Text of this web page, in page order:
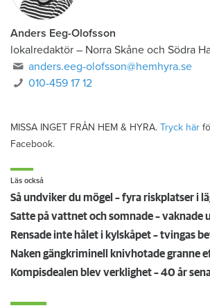
Anders Eeg-Olofsson
lokalredaktör – Norra Skåne och Södra
anders.eeg-olofsson@hemhyra.se
010-459 17 12
MISSA INGET FRÅN HEM & HYRA. Tryck här
Facebook.
Läs också